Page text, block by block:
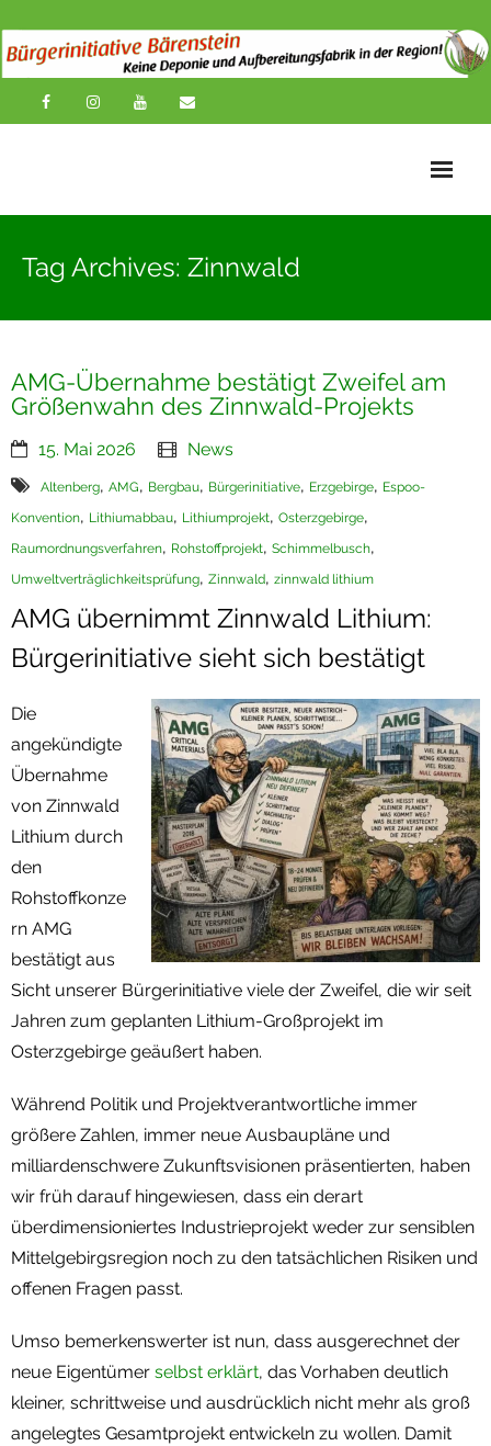
News
Über uns
Impressionen
Termine
Newsletter
Tag Archives: Zinnwald
AMG-Übernahme bestätigt Zweifel am
Größenwahn des Zinnwald-Projekts
15. Mai 2026 News
Altenberg, AMG, Bergbau, Bürgerinitiative, Erzgebirge, Espoo-
Konvention, Lithiumabbau, Lithiumprojekt, Osterzgebirge,
Raumordnungsverfahren, Rohstoffprojekt, Schimmelbusch,
Umweltverträglichkeitsprüfung, Zinnwald, zinnwald lithium
AMG übernimmt Zinnwald Lithium:
Bürgerinitiative sieht sich bestätigt
Die
angekündigte
Übernahme
von Zinnwald
Lithium durch
den
Rohstoffkonze
rn AMG
bestätigt aus
Sicht unserer Bürgerinitiative viele der Zweifel, die wir seit
Jahren zum geplanten Lithium-Großprojekt im
Osterzgebirge geäußert haben.
Während Politik und Projektverantwortliche immer
größere Zahlen, immer neue Ausbaupläne und
milliardenschwere Zukunftsvisionen präsentierten, haben
wir früh darauf hingewiesen, dass ein derart
überdimensioniertes Industrieprojekt weder zur sensiblen
Mittelgebirgsregion noch zu den tatsächlichen Risiken und
offenen Fragen passt.
Umso bemerkenswerter ist nun, dass ausgerechnet der
neue Eigentümer selbst erklärt, das Vorhaben deutlich
kleiner, schrittweise und ausdrücklich nicht mehr als groß
angelegtes Gesamtprojekt entwickeln zu wollen. Damit